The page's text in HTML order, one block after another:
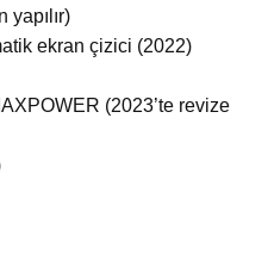
yapılır)
ekran çizici (2022)
(2023’te revize